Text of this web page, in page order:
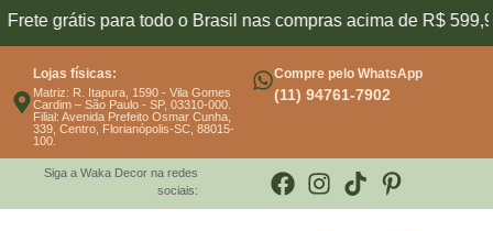
grátis para todo o Brasil nas compras acima de R$ 599,90
Lojas físicas:
Matriz: R. Itapura, 1590 - Vila Gomes
Cardim – São Paulo - SP, 03310-000.
Filial: Avenida Prefeito Osmar Cunha,
339, Centro, Florianópolis-SC, 88015-
100.
Compre pelo WhatsApp
(11) 94761-7902
Siga a Waka Decor na redes
sociais: